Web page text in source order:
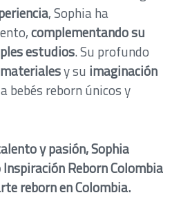
, Sophia ha
complementando su
estudios. Su profundo
y su imaginación
bebés reborn únicos y
y pasión, Sophia
Reborn Colombia
reborn en Colombia.